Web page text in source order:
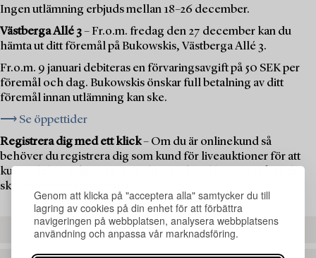
Genom att klicka på "acceptera alla" samtycker du till
lagring av cookies på din enhet för att förbättra
navigeringen på webbplatsen, analysera webbplatsens
användning och anpassa vår marknadsföring.
Ingen utlämning erbjuds mellan 18–26 december.
Västberga Allé 3– Fr.o.m. fredag den 27 december kan du
hämta ut ditt föremål på Bukowskis, Västberga Allé 3.
Fr.o.m. 9 januari debiteras en förvaringsavgift på 50 SEK per
föremål och dag. Bukowskis önskar full betalning av ditt
föremål innan utlämning kan ske.
⟶ Se öppettider
Registrera dig med ett klick– Om du är onlinekund så
behöver du registrera dig som kund för liveauktioner för att
kunna delta i auktionen. Om du är ny kund hos oss måste du
skapa ett kundkonto först.
REGISTRERA DIG